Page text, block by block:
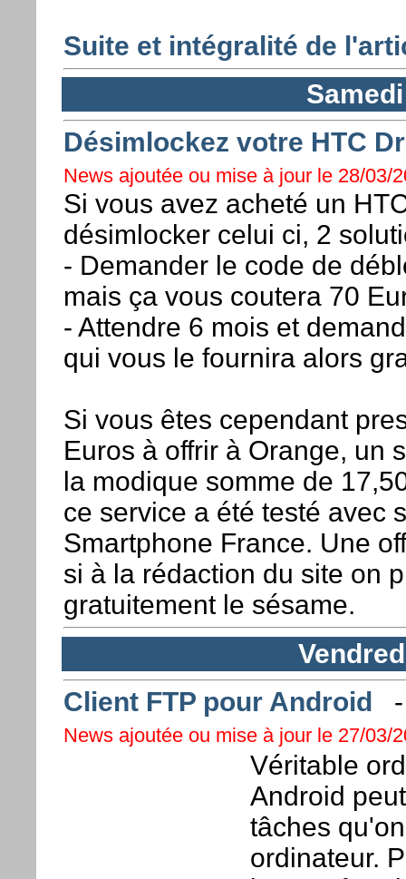
Suite et intégralité de
Désimlockez votre HTC
News ajoutée ou mise à jour le 28/03/
Si vous avez acheté un
désimlocker celui ci, 2
- Demander le code de
mais ça vous coutera 70
- Attendre 6 mois et
qui vous le fournira alors
Si vous êtes cependant
Euros à offrir à Orange, un
la modique somme de
ce service a été testé avec
Smartphone France. Une
si à la rédaction du site on
gratuitement le sésame.
Client FTP pour Android
News ajoutée ou mise à jour le 27/03/
Véritable
Android
tâches
ordinateur.